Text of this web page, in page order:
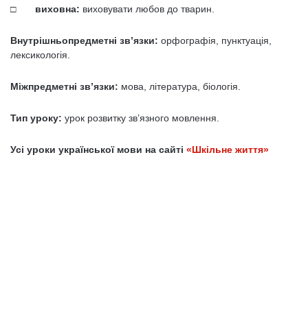
□ виховна: виховувати любов до тварин.
Внутрішньопредметні зв’язки: орфографія, пунктуація,
лексикологія.
Міжпредметні зв’язки: мова, література, біологія.
Тип уроку: урок розвитку зв’язного мовлення.
Усі уроки української мови на сайті «Шкільне життя»